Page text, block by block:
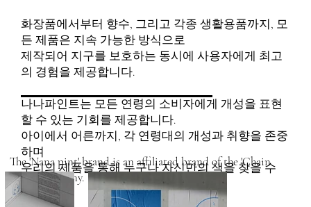
The 'Nana pint' brand is an affiliated brand of the 'Chain
group' company.
화장품에서부터 향수, 그리고 각종 생활용품까지, 모
든 제품은 지속 가능한 방식으로
제작되어 지구를 보호하는 동시에 사용자에게 최고
의 경험을 제공합니다.
나나파인트는 모든 연령의 소비자에게 개성을 표현
할 수 있는 기회를 제공합니다.
아이에서 어른까지, 각 연령대의 개성과 취향을 존중
하며
우리의 제품을 통해 누구나 자신만의 색을 찾을 수
있습니다.